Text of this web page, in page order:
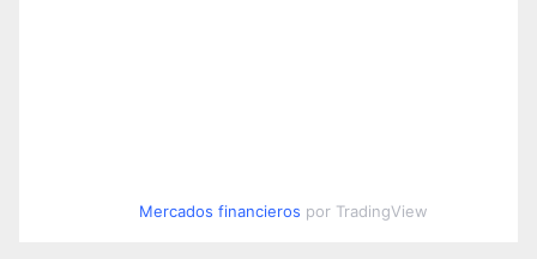
Mercados financieros por TradingView